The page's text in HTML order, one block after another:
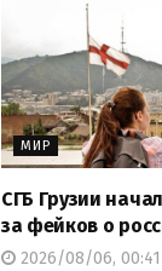
МИР
СГБ Грузии
за фейков о
2026/08/06, 00:41